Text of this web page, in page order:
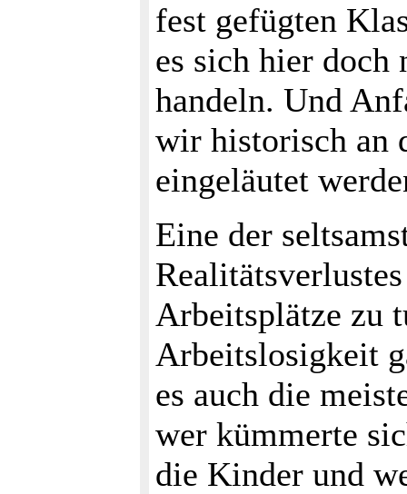
fest gefügten
es sich hier doch
handeln. Und
wir historisch an
eingeläutet
Eine der
Arbeitsplätze zu
Arbeitslosigkeit
es auch die
wer kümmerte
die Kinder und